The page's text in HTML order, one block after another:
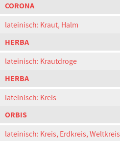
CORONA
lateinisch: Kraut, Halm
HERBA
lateinisch: Krautdroge
HERBA
lateinisch: Kreis
ORBIS
lateinisch: Kreis, Erdkreis, Weltkreis